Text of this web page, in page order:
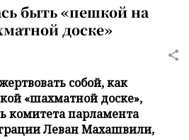
быть «пешкой на
доске»
собой, как
«шахматной доске»,
комитета парламента
Леван Махашвили,